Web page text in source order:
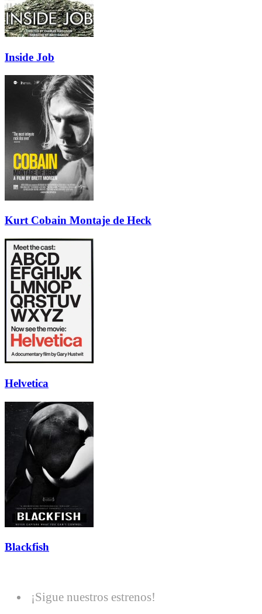
Inside Job
Kurt Cobain Montaje de Heck
Helvetica
Blackfish
¡Sigue nuestros estrenos!